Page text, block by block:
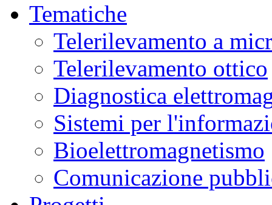
Tematiche
Telerilevamento a
Telerilevamento ottico
Diagnostica
Sistemi per
Bioelettromagnetismo
Comunicazione